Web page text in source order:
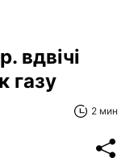
вдвічі
газу
2 мин